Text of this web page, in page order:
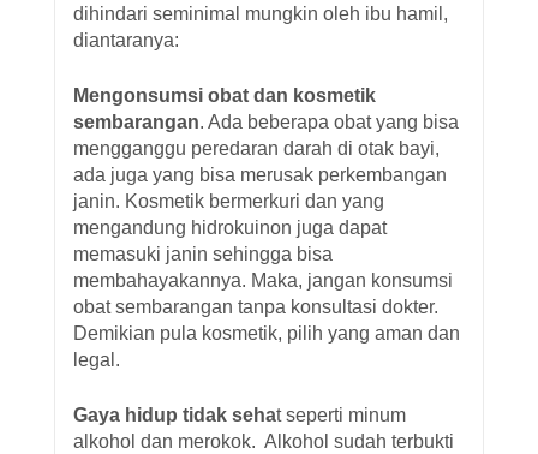
dihindari seminimal mungkin oleh ibu hamil,
diantaranya:
Mengonsumsi obat dan kosmetik
sembarangan. Ada beberapa obat yang bisa
mengganggu peredaran darah di otak bayi,
ada juga yang bisa merusak perkembangan
janin. Kosmetik bermerkuri dan yang
mengandung hidrokuinon juga dapat
memasuki janin sehingga bisa
membahayakannya. Maka, jangan konsumsi
obat sembarangan tanpa konsultasi dokter.
Demikian pula kosmetik, pilih yang aman dan
legal.
Gaya hidup tidak sehat seperti minum
alkohol dan merokok. Alkohol sudah terbukti